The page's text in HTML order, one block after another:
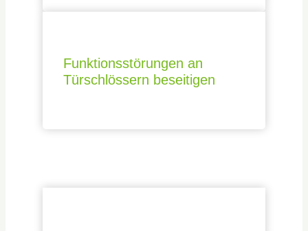
Funktionsstörungen an
Türschlössern beseitigen